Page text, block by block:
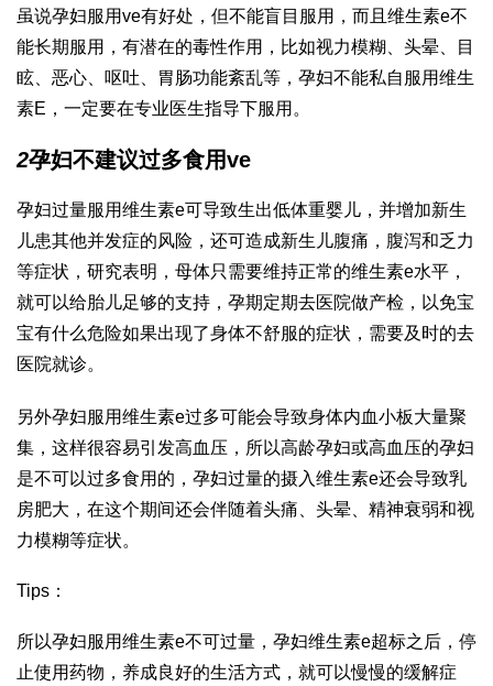
虽说孕妇服用ve有好处，但不能盲目服用，而且维生素e不
能长期服用，有潜在的毒性作用，比如视力模糊、头晕、目
眩、恶心、呕吐、胃肠功能紊乱等，孕妇不能私自服用维生
素E，一定要在专业医生指导下服用。
2孕妇不建议过多食用ve
孕妇过量服用维生素e可导致生出低体重婴儿，并增加新生
儿患其他并发症的风险，还可造成新生儿腹痛，腹泻和乏力
等症状，研究表明，母体只需要维持正常的维生素e水平，
就可以给胎儿足够的支持，孕期定期去医院做产检，以免宝
宝有什么危险如果出现了身体不舒服的症状，需要及时的去
医院就诊。
另外孕妇服用维生素e过多可能会导致身体内血小板大量聚
集，这样很容易引发高血压，所以高龄孕妇或高血压的孕妇
是不可以过多食用的，孕妇过量的摄入维生素e还会导致乳
房肥大，在这个期间还会伴随着头痛、头晕、精神衰弱和视
力模糊等症状。
Tips：
所以孕妇服用维生素e不可过量，孕妇维生素e超标之后，停
止使用药物，养成良好的生活方式，就可以慢慢的缓解症